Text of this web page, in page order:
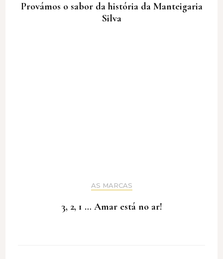
Provámos o sabor da história da Manteigaria
Silva
AS MARCAS
3, 2, 1 … Amar está no ar!